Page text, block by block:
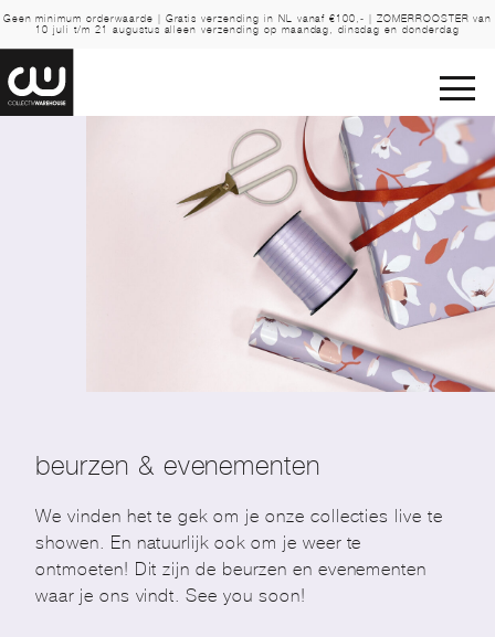
Geen minimum orderwaarde | Gratis verzending in NL vanaf €100,- | ZOMERROOSTER van
10 juli t/m 21 augustus alleen verzending op maandag, dinsdag en donderdag
beurzen & evenementen
We vinden het te gek om je onze collecties live te
showen. En natuurlijk ook om je weer te
ontmoeten! Dit zijn de beurzen en evenementen
waar je ons vindt. See you soon!